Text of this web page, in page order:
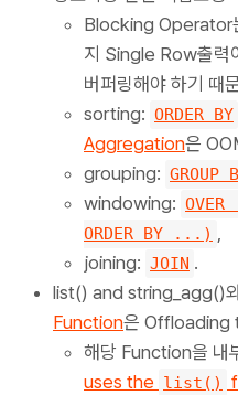
Blocking Operator
지 Single Row출력
버퍼링해야 하기 때
sorting: ORDER BY
Aggregation은
grouping: GROUP
windowing:
ORDER BY ...) ,
joining: JOIN .
list() and string_agg()
Function은 Offloading
해당 Function을 내
uses the list()